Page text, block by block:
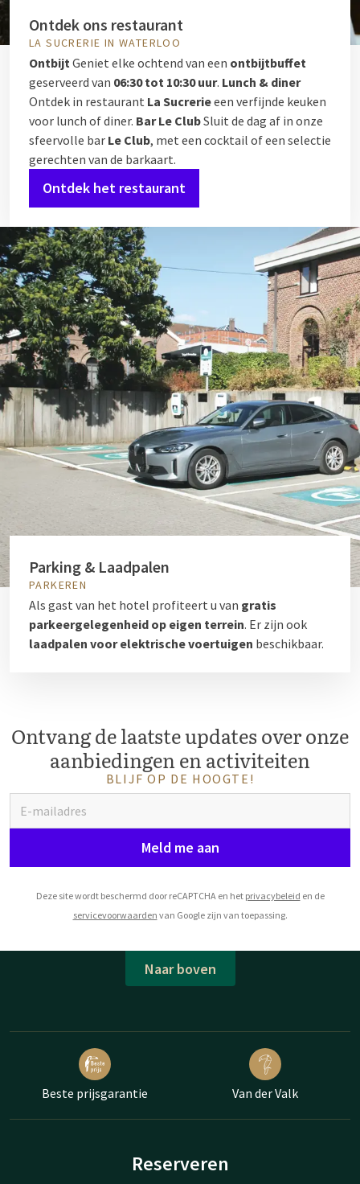
Ontdek ons restaurant
LA SUCRERIE IN WATERLOO
OntbijtGeniet elke ochtend van een ontbijtbuffet
geserveerd van 06:30 tot 10:30 uur. Lunch & diner
Ontdek in restaurant La Sucrerieeen verfijnde keuken
voor lunch of diner. Bar Le ClubSluit de dag af in onze
sfeervolle bar Le Club, met een cocktail of een selectie
gerechten van de barkaart.
Ontdek het restaurant
Parking & Laadpalen
PARKEREN
Als gast van het hotel profiteert u van gratis
parkeergelegenheid op eigen terrein. Er zijn ook
laadpalen voor elektrische voertuigen beschikbaar.
Ontvang de laatste updates over onze
aanbiedingen en activiteiten
BLIJF OP DE HOOGTE!
Meld me aan
Deze site wordt beschermd door reCAPTCHA en het privacybeleid en de
servicevoorwaarden van Google zijn van toepassing.
Naar boven
Beste prijsgarantie Van der Valk
Reserveren